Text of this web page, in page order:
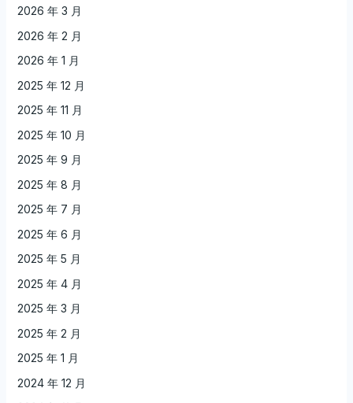
2026 年 3 月
2026 年 2 月
2026 年 1 月
2025 年 12 月
2025 年 11 月
2025 年 10 月
2025 年 9 月
2025 年 8 月
2025 年 7 月
2025 年 6 月
2025 年 5 月
2025 年 4 月
2025 年 3 月
2025 年 2 月
2025 年 1 月
2024 年 12 月